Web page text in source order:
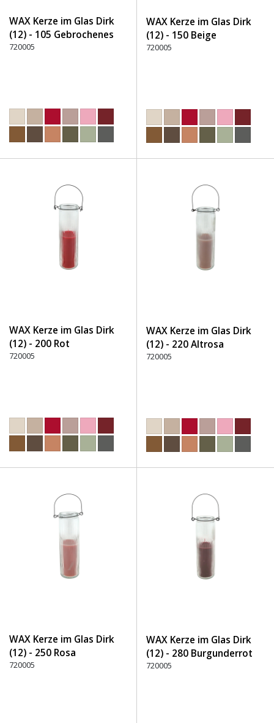
WAX Kerze im Glas Dirk
(12) - 105 Gebrochenes
Weiß
720005
WAX Kerze im Glas Dirk
(12) - 150 Beige
720005
WAX Kerze im Glas Dirk
(12) - 200 Rot
720005
WAX Kerze im Glas Dirk
(12) - 220 Altrosa
720005
WAX Kerze im Glas Dirk
(12) - 250 Rosa
720005
WAX Kerze im Glas Dirk
(12) - 280 Burgunderrot
720005